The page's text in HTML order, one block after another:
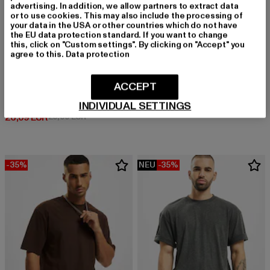
26,09 EUR
Derzeitiger Preis: 26,09 EUR
29,99 EURAktionspreis: 29,99 EUR
URBAN CLASSICS
Tall
12,99 EUR
Derzeitiger Preis: 12,99 EUR
19,99 EUR
-35% NEU -35%
advertising. In addition, we allow partners to extract data
or to use cookies. This may also include the processing of
your data in the USA or other countries which do not have
the EU data protection standard. If you want to change
this, click on "Custom settings". By clicking on "Accept" you
agree to this. Data protection
INDIVIDUAL SETTINGS
ACCEPT